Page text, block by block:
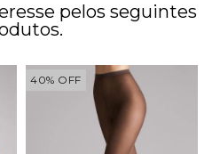
pelos seguintes
40% OFF